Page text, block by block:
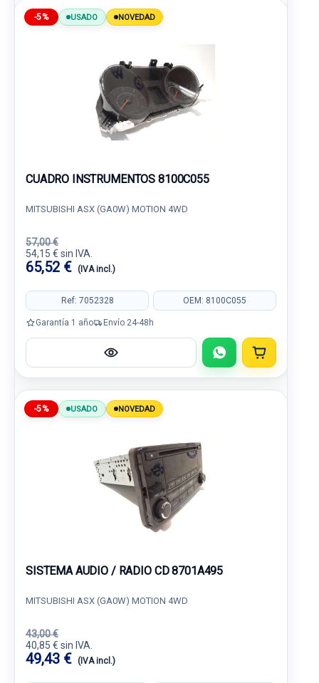
-5% USADO NOVEDAD
CUADRO INSTRUMENTOS 8100C055
MITSUBISHI ASX (GA0W) MOTION 4WD
57,00 €
54,15 € sin IVA.
65,52 € (IVA incl.)
Ref: 7052328 OEM: 8100C055
Garantía 1 año Envío 24-48h
-5% USADO NOVEDAD
SISTEMA AUDIO / RADIO CD 8701A495
MITSUBISHI ASX (GA0W) MOTION 4WD
43,00 €
40,85 € sin IVA.
49,43 € (IVA incl.)